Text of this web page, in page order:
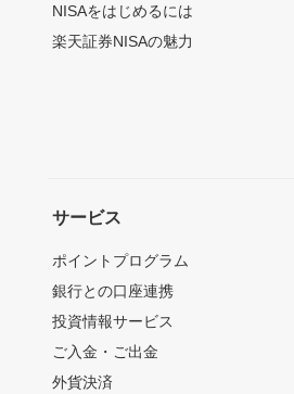
NISAをはじめるには
楽天証券NISAの魅力
サービス
ポイントプログラム
銀行との口座連携
投資情報サービス
ご入金・ご出金
外貨決済